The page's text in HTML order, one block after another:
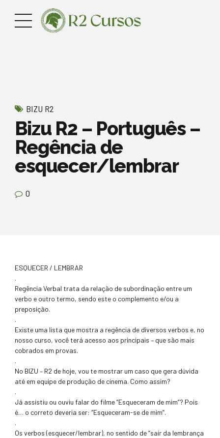
BIZU R2
Bizu R2 – Português –
Regência de
esquecer/lembrar
0
ESQUECER / LEMBRAR
.
Regência Verbal trata da relação de subordinação entre um
verbo e outro termo, sendo este o complemento e/ou a
preposição.
.
Existe uma lista que mostra a regência de diversos verbos e, no
nosso curso, você terá acesso aos principais – que são mais
cobrados em provas.
.
No BIZU – R2 de hoje, vou te mostrar um caso que gera dúvida
até em equipe de produção de cinema. Como assim?
.
Já assistiu ou ouviu falar do filme “Esqueceram de mim”? Pois
é… o correto deveria ser: “Esqueceram-se de mim”.
.
Os verbos (esquecer/lembrar), no sentido de “sair da lembrança